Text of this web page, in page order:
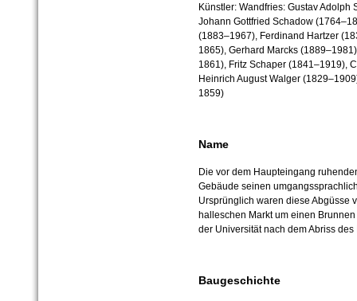
Künstler: Wandfries: Gustav
Johann Gottfried Schadow
(1883–1967), Ferdinand Hartzer
1865), Gerhard Marcks
1861), Fritz Schaper (1841–1919),
Heinrich August Walger
1859)
Name
Die vor dem Haupteingang
Gebäude seinen
Ursprünglich waren diese Abgüsse
halleschen Markt um einen
der Universität nach dem Abriss
Baugeschichte